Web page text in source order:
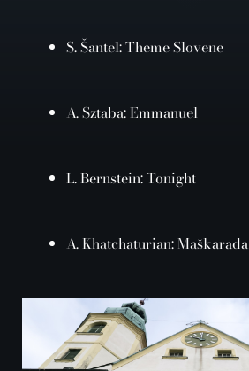
S. Šantel: Theme Slovene
A. Sztaba: Emmanuel
L. Bernstein: Tonight
A. Khatchaturian: Maškarada